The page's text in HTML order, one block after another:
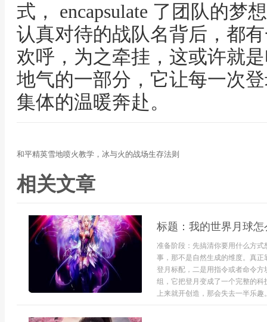
式， encapsulate 了团队的梦
认真对待的战队名背后，都
欢呼，为之牵挂，这或许就
地气的一部分，它让每一次
集体的温暖奔赴。
和平精英雪地喷火教学，冰与火的战场生存法则
相关文章
标题：我的世界月球
准备阶段：先搞清你要用什么方
事，那不是自然生成的维度。真
登月标配，二是用指令或者命令
组，它把登月变成了一个完整的
上来就开创造，那会失去一半乐